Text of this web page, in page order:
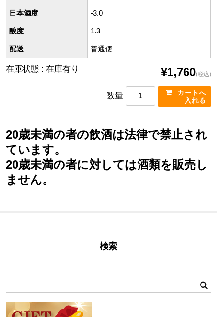
日本酒度 -3.0
酸度 1.3
配送 普通便
在庫状態 : 在庫有り ¥1,760(税込)
数量
20歳未満の者の飲酒は法律で禁止され
ています。
20歳未満の者に対しては酒類を販売し
ません。
検索